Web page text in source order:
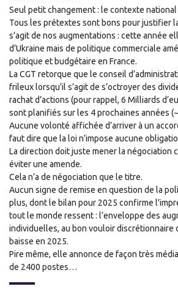
Seul petit changement : le contexte
Tous les prétextes sont bons pour justifier
s’agit de nos augmentations : cette année
d’Ukraine mais de politique commerciale
politique et budgétaire en France.
La CGT retorque que le conseil
frileux lorsqu’il s’agit de s’octroyer des
rachat d’actions (pour rappel, 6 Milliards
sont planifiés sur les 4 prochaines années
Aucune volonté affichée d’arriver à un
faut dire que la loi n’impose aucune
La direction doit juste mener la négociation
éviter une amende.
Cela n’a de négociation que le titre.
Aucun signe de remise en question de la
plus, dont le bilan pour 2025 confirme
tout le monde ressent: l’enveloppe des
individuelles, au bon vouloir discrétionnaire
baisse en 2025.
Pire même, elle annonce de façon très
de 2400 postes…